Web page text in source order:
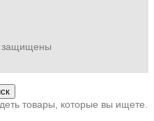
защищены
товары, которые вы ищете.